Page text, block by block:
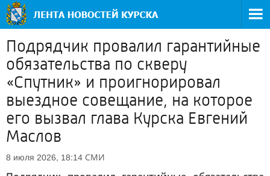
Подрядчик провалил гарантийные
обязательства по скверу
«Спутник» и проигнорировал
выездное совещание, на которое
его вызвал глава Курска Евгений
Маслов
8 июля 2026, 18:14 СМИ